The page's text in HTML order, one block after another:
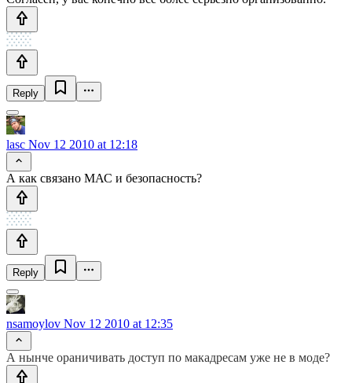
Reply
lasc Nov 12 2010 at 12:18
А как связано МАС и безопасность?
Reply
nsamoylov Nov 12 2010 at 12:35
А нынче ораничивать доступ по макадресам уже не в моде?